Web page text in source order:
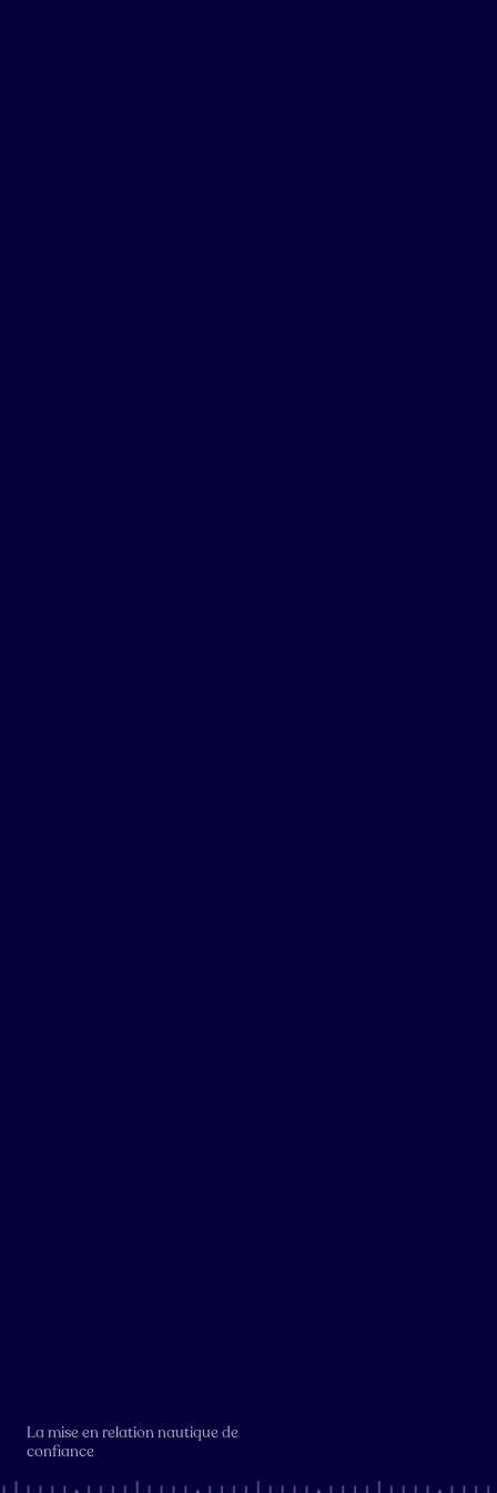
La mise en relation nautique de
confiance